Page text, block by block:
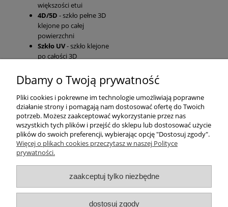
większości etui
4D/5D - szkło pełne 3D
klejone po całej
powierzchni
Szkło UV- szkło klejone
po całości 3D
Pomoc
Moje konto
Płatności i dostawa
O nas
Dbamy o Twoją prywatność
Pliki cookies i pokrewne im technologie umożliwiają poprawne
działanie strony i pomagają nam dostosować ofertę do Twoich
potrzeb. Możesz zaakceptować wykorzystanie przez nas
wszystkich tych plików i przejść do sklepu lub dostosować użycie
plików do swoich preferencji, wybierając opcję "Dostosuj zgody".
Więcej o plikach cookies przeczytasz w naszej Polityce
prywatności.
zaakceptuj tylko niezbędne
dostosuj zgody